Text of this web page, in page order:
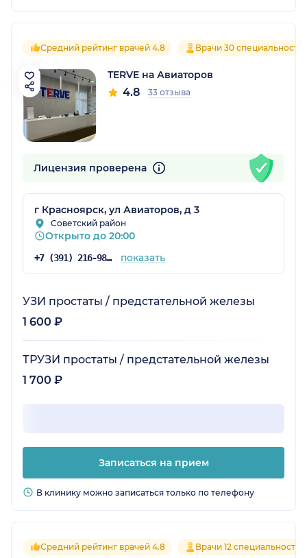
Средний рейтинг врачей 4.8 Врачи 30
TERVE на Авиаторов
4.8 33 отзыва
Лицензия проверена
г Красноярск, ул Авиаторов, д 3
Советский район
Открыто до 20:00
+7 (391) 216-98-40 показать
УЗИ простаты / предстательной железы
1 600 ₽
ТРУЗИ простаты / предстательной железы
1 700 ₽
Записаться на прием
В клинику можно записаться только по телефону
Средний рейтинг врачей 4.8 Врачи 12 специальностей